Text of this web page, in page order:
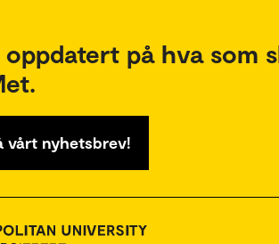
oppdatert på hva som
vårt nyhetsbrev!